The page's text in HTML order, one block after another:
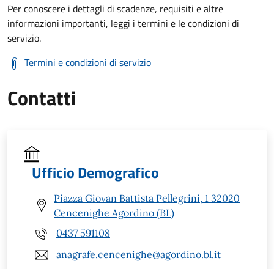
Per conoscere i dettagli di scadenze, requisiti e altre
informazioni importanti, leggi i termini e le condizioni di
servizio.
Termini e condizioni di servizio
Contatti
Ufficio Demografico
Piazza Giovan Battista Pellegrini, 1 32020
Cencenighe Agordino (BL)
0437 591108
anagrafe.cencenighe@agordino.bl.it